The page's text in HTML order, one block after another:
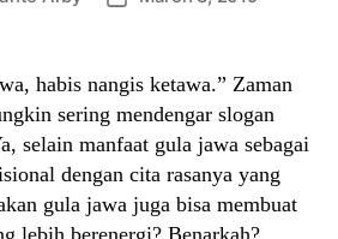
habis nangis ketawa.” Zaman
sering mendengar slogan
selain manfaat gula jawa sebagai
dengan cita rasanya yang
gula jawa juga bisa membuat
lebih berenergi? Benarkah?